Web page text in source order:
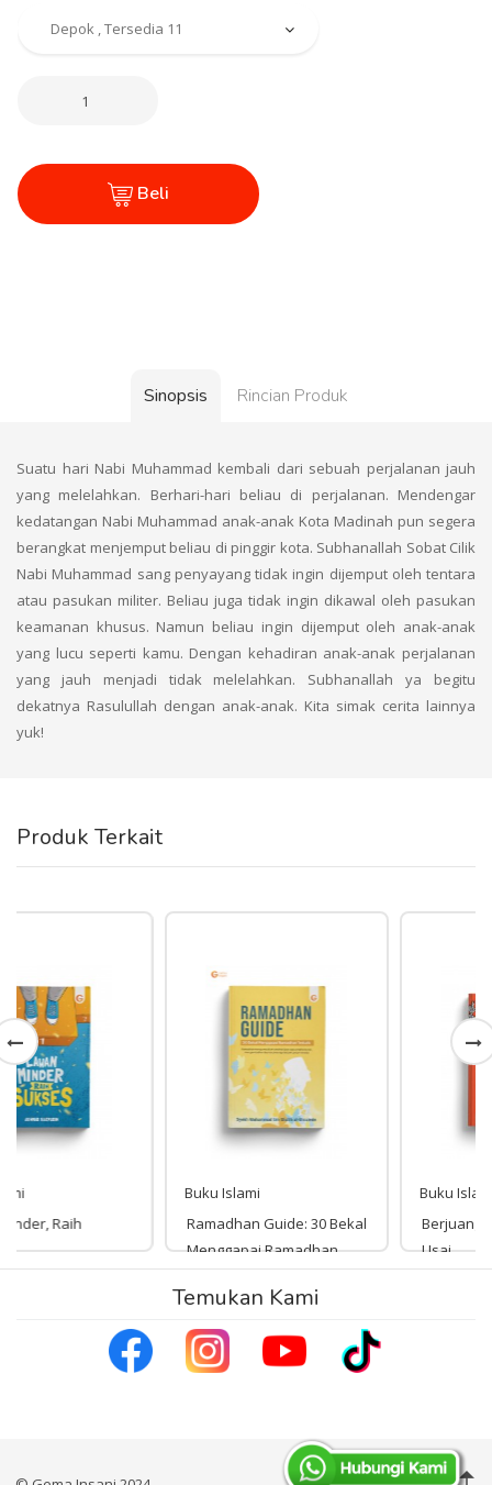
Beli
Sinopsis Rincian Produk
Suatu hari Nabi Muhammad kembali dari sebuah perjalanan jauh
yang melelahkan. Berhari-hari beliau di perjalanan. Mendengar
kedatangan Nabi Muhammad anak-anak Kota Madinah pun segera
berangkat menjemput beliau di pinggir kota. Subhanallah Sobat Cilik
Nabi Muhammad sang penyayang tidak ingin dijemput oleh tentara
atau pasukan militer. Beliau juga tidak ingin dikawal oleh pasukan
keamanan khusus. Namun beliau ingin dijemput oleh anak-anak
yang lucu seperti kamu. Dengan kehadiran anak-anak perjalanan
yang jauh menjadi tidak melelahkan. Subhanallah ya begitu
dekatnya Rasulullah dengan anak-anak. Kita simak cerita lainnya
yuk!
Produk Terkait
Ramadhan Guide: 30 Bekal
Menggapai Ramadhan
Terbaik
98,000
Berjuanglah, Masalah Pasti
Usai
Rp 189,000
Temukan Kami